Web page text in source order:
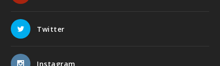
Twitter
Instagram